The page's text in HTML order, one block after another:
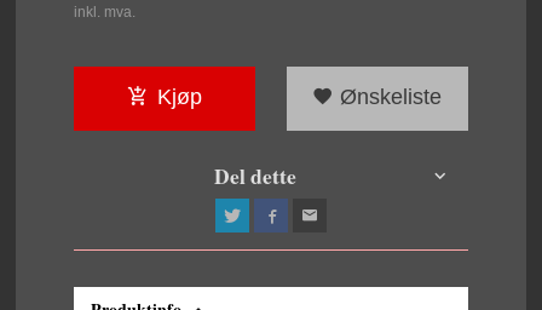
inkl. mva.
Kjøp Ønskeliste
Del dette